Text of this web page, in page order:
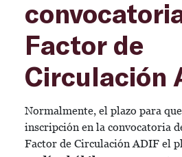
Factor de
Circulación
Normalmente, el plazo para
inscripción en la convocatoria
Factor de Circulación ADIF el